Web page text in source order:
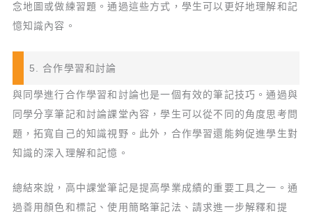
念地圖或做練習題。通過這些方式，學生可以更好地理解和記
憶知識內容。
5. 合作學習和討論
與同學進行合作學習和討論也是一個有效的筆記技巧。通過與
同學分享筆記和討論課堂內容，學生可以從不同的角度思考問
題，拓寬自己的知識視野。此外，合作學習還能夠促進學生對
知識的深入理解和記憶。
總結來說，高中課堂筆記是提高學業成績的重要工具之一。通
過善用顏色和標記、使用簡略筆記法、請求進一步解釋和提